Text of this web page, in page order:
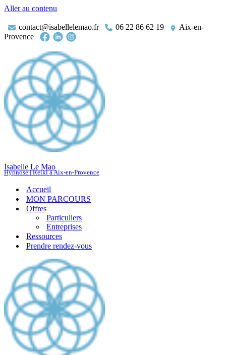
Aller au contenu
contact@isabellelemao.fr 06 22 86 62 19
Aix-en-
Provence
Isabelle Le Mao
Hypnose | Reiki à Aix-en-Provence
Accueil
MON PARCOURS
Offres
Particuliers
Entreprises
Ressources
Prendre rendez-vous